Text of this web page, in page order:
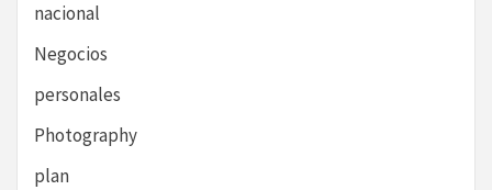
nacional
Negocios
personales
Photography
plan